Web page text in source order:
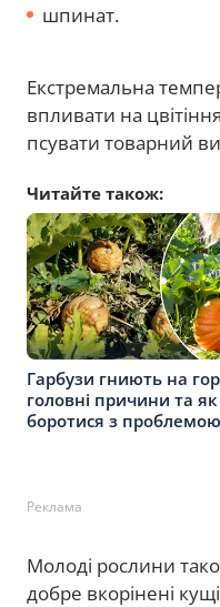
шпинат.
Екстремальна
впливати на
псувати товарний
Читайте також:
Гарбузи гниють на
головні причини та як
боротися з проблемою
Реклама
Молоді рослини
добре вкорінені